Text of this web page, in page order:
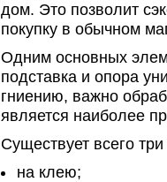
дом. Это позволит
покупку в обычном
Одним основных
подставка и опора
гниению, важно
является наиболее
Существует всего
на клею;